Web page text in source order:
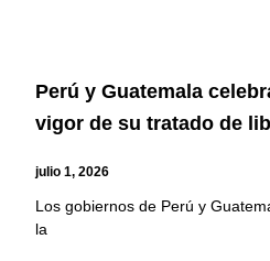
Perú y Guatemala
vigor de su tratado de
julio 1, 2026
Los gobiernos de Perú y
la